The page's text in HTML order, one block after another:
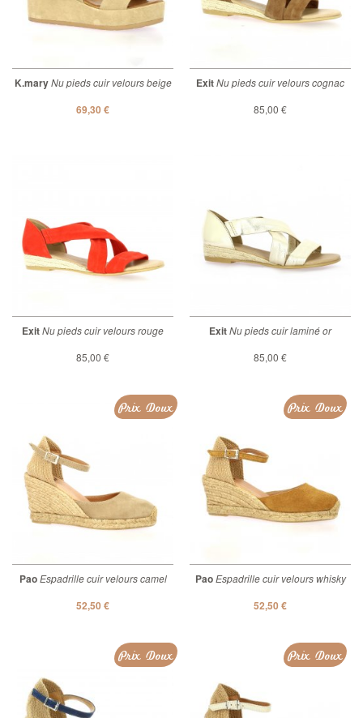
K.maryNu pieds cuir velours beige
69,30 €
ExitNu pieds cuir velours cognac
85,00 €
ExitNu pieds cuir velours rouge
85,00 €
ExitNu pieds cuir laminé or
85,00 €
PaoEspadrille cuir velours camel
52,50 €
Prix Doux
PaoEspadrille cuir velours whisky
52,50 €
Prix Doux
Prix Doux Prix Doux